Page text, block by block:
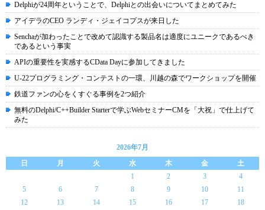
Delphiが24周年ということで、Delphiとの出会いについてまとめてみた
アイデラのCEO ランディ・ジェイコプスが来日した
Senchaが加わったことで改めて認識する製品名は適度にユニークであるべき
であるという事実
APIの重要性を実感するCData Dayに参加してきました
U-22プログラミング・コンテストの一環、川越の森でワークショップを開催
鉄道ファンの心をくすぐる事例を2つ紹介
無料のDelphi/C++Builder Starterで学ぶWebセミナーCMを「大祝」で仕上げて
みた
2026年7月
日
月 火 水 木 金
土
1
2 3
4
5
6 7 8 9 10
11
12
13 14 15 16 17
18